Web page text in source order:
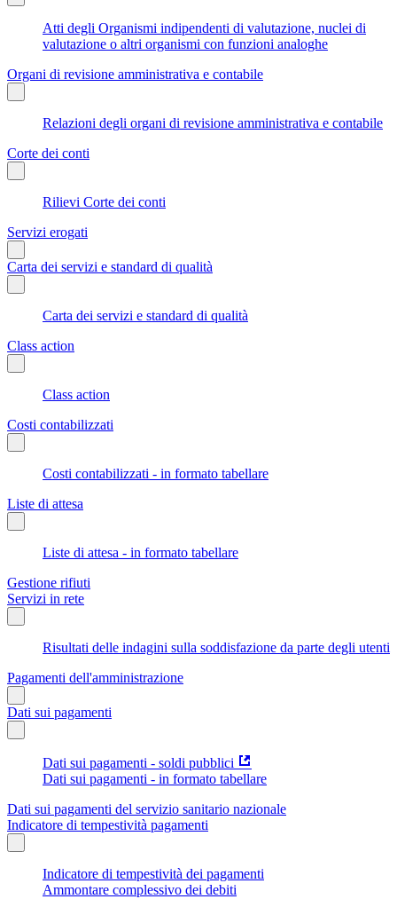
Atti degli Organismi indipendenti di valutazione, nuclei di
valutazione o altri organismi con funzioni analoghe
Organi di revisione amministrativa e contabile
Relazioni degli organi di revisione amministrativa e contabile
Corte dei conti
Rilievi Corte dei conti
Servizi erogati
Carta dei servizi e standard di qualità
Carta dei servizi e standard di qualità
Class action
Class action
Costi contabilizzati
Costi contabilizzati - in formato tabellare
Liste di attesa
Liste di attesa - in formato tabellare
Gestione rifiuti
Servizi in rete
Risultati delle indagini sulla soddisfazione da parte degli utenti
Pagamenti dell'amministrazione
Dati sui pagamenti
Dati sui pagamenti - soldi pubblici
Dati sui pagamenti - in formato tabellare
Dati sui pagamenti del servizio sanitario nazionale
Indicatore di tempestività pagamenti
Indicatore di tempestività dei pagamenti
Ammontare complessivo dei debiti